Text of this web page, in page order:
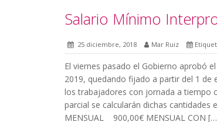
Salario Mínimo
25 diciembre, 2018 Mar Ruiz
El viernes pasado el Gobierno aprobó
2019, quedando fijado a partir del 1 de
los trabajadores con jornada a tiempo
parcial se calcularán dichas
MENSUAL 900,00€ MENSUAL CON